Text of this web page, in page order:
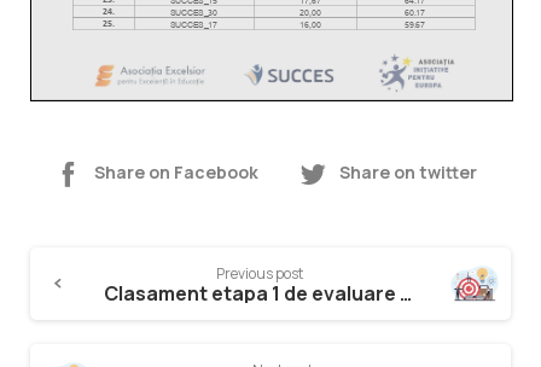
Share on Facebook Share on twitter
Previous post
Clasament etapa 1 de evaluare a planurilor de afaceri dupa evaluarea contestatiilor depuse